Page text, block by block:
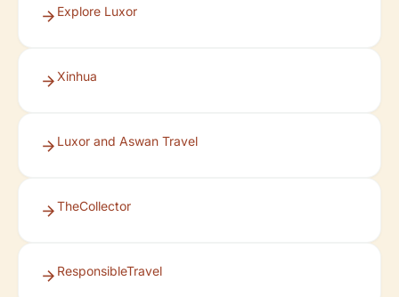
Explore Luxor
Xinhua
Luxor and Aswan Travel
TheCollector
ResponsibleTravel